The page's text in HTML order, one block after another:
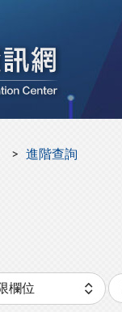
進階查詢
字